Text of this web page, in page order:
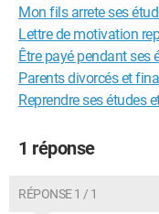
Mon fils arrete ses
Lettre de motivation
Être payé pendant ses
Parents divorcés et
Reprendre ses études
1 réponse
RÉPONSE 1 / 1